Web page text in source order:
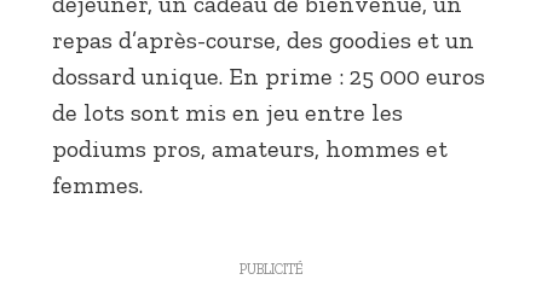
repas d’après-course, des goodies et un
dossard unique. En prime : 25 000 euros
de lots sont mis en jeu entre les
podiums pros, amateurs, hommes et
femmes.
PUBLICITÉ